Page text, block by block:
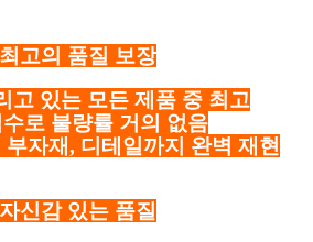
고의 품질 보장
고 있는 모든 제품 중 최고
로 불량률 거의 없음
자재, 디테일까지 완벽 재현
신감 있는 품질